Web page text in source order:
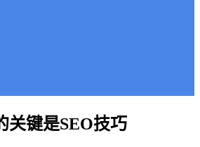
关键是SEO技巧